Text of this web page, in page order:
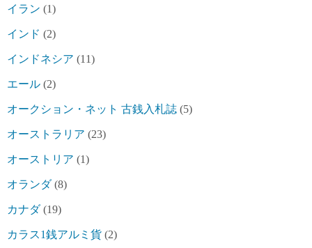
イラン (1)
インド (2)
インドネシア (11)
エール (2)
オークション・ネット 古銭入札誌 (5)
オーストラリア (23)
オーストリア (1)
オランダ(8)
カナダ(19)
カラス1銭アルミ貨 (2)